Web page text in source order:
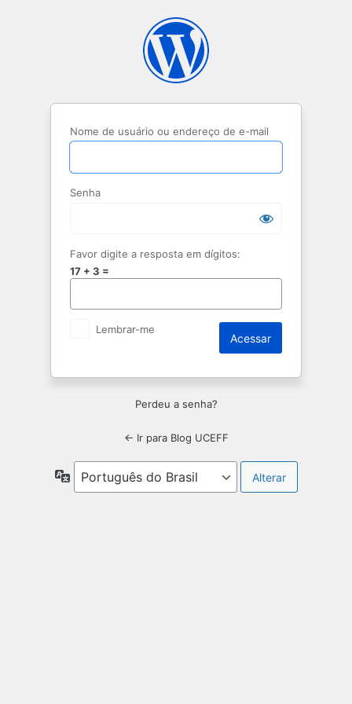
Nome de usuário ou endereço de e-mail
Senha
Favor digite a resposta em dígitos:
17 + 3 =
Lembrar-me
Perdeu a senha?
← Ir para Blog UCEFF
Idioma